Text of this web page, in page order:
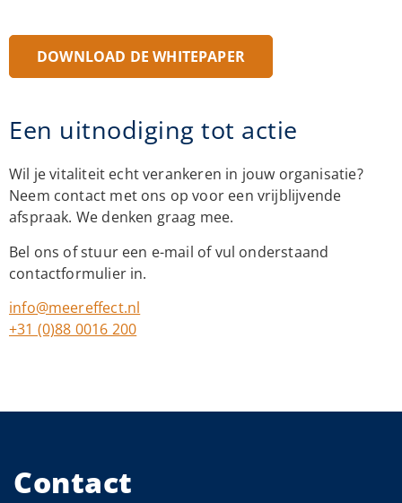
DOWNLOAD DE WHITEPAPER
Een uitnodiging tot actie
Wil je vitaliteit echt verankeren in jouw organisatie?
Neem contact met ons op voor een vrijblijvende
afspraak. We denken graag mee.
Bel ons of stuur een e-mail of vul onderstaand
contactformulier in.
info@meereffect.nl
+31 (0)88 0016 200
Contact